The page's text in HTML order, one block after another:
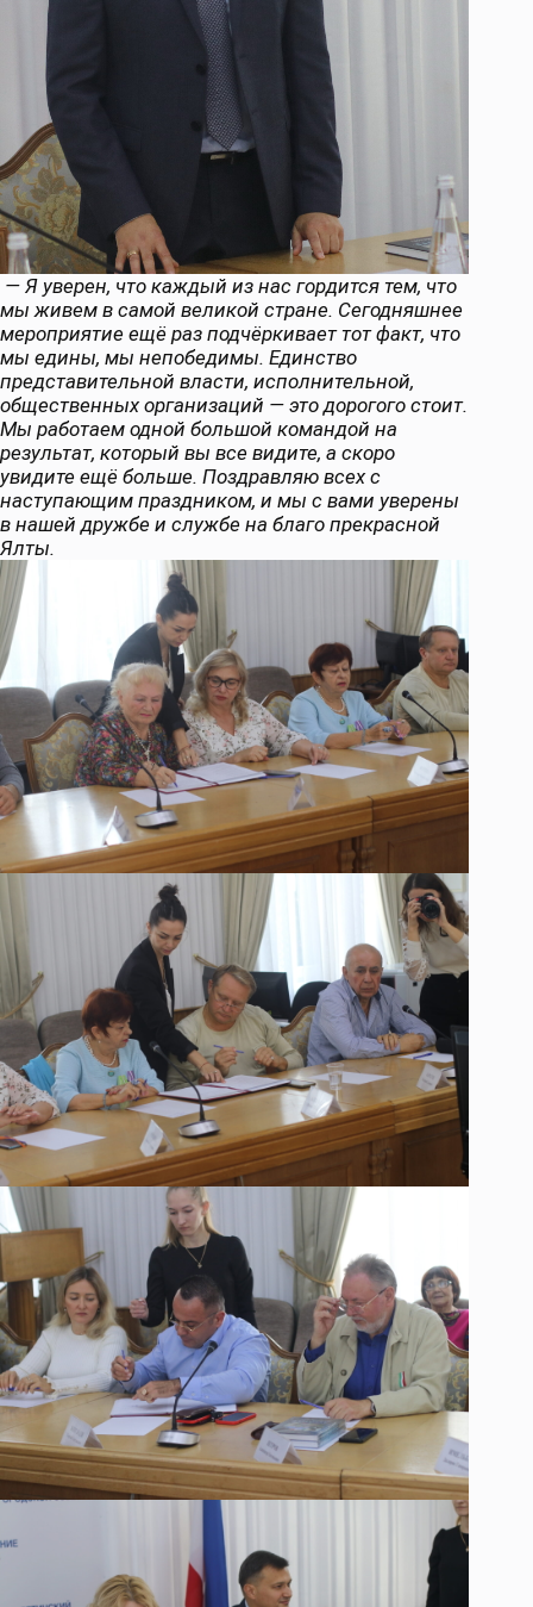
— Я уверен, что каждый из нас гордится тем, что
мы живем в самой великой стране. Сегодняшнее
мероприятие ещё раз подчёркивает тот факт, что
мы едины, мы непобедимы. Единство
представительной власти, исполнительной,
общественных организаций — это дорогого стоит.
Мы работаем одной большой командой на
результат, который вы все видите, а скоро
увидите ещё больше. Поздравляю всех с
наступающим праздником, и мы с вами уверены
в нашей дружбе и службе на благо прекрасной
Ялты.